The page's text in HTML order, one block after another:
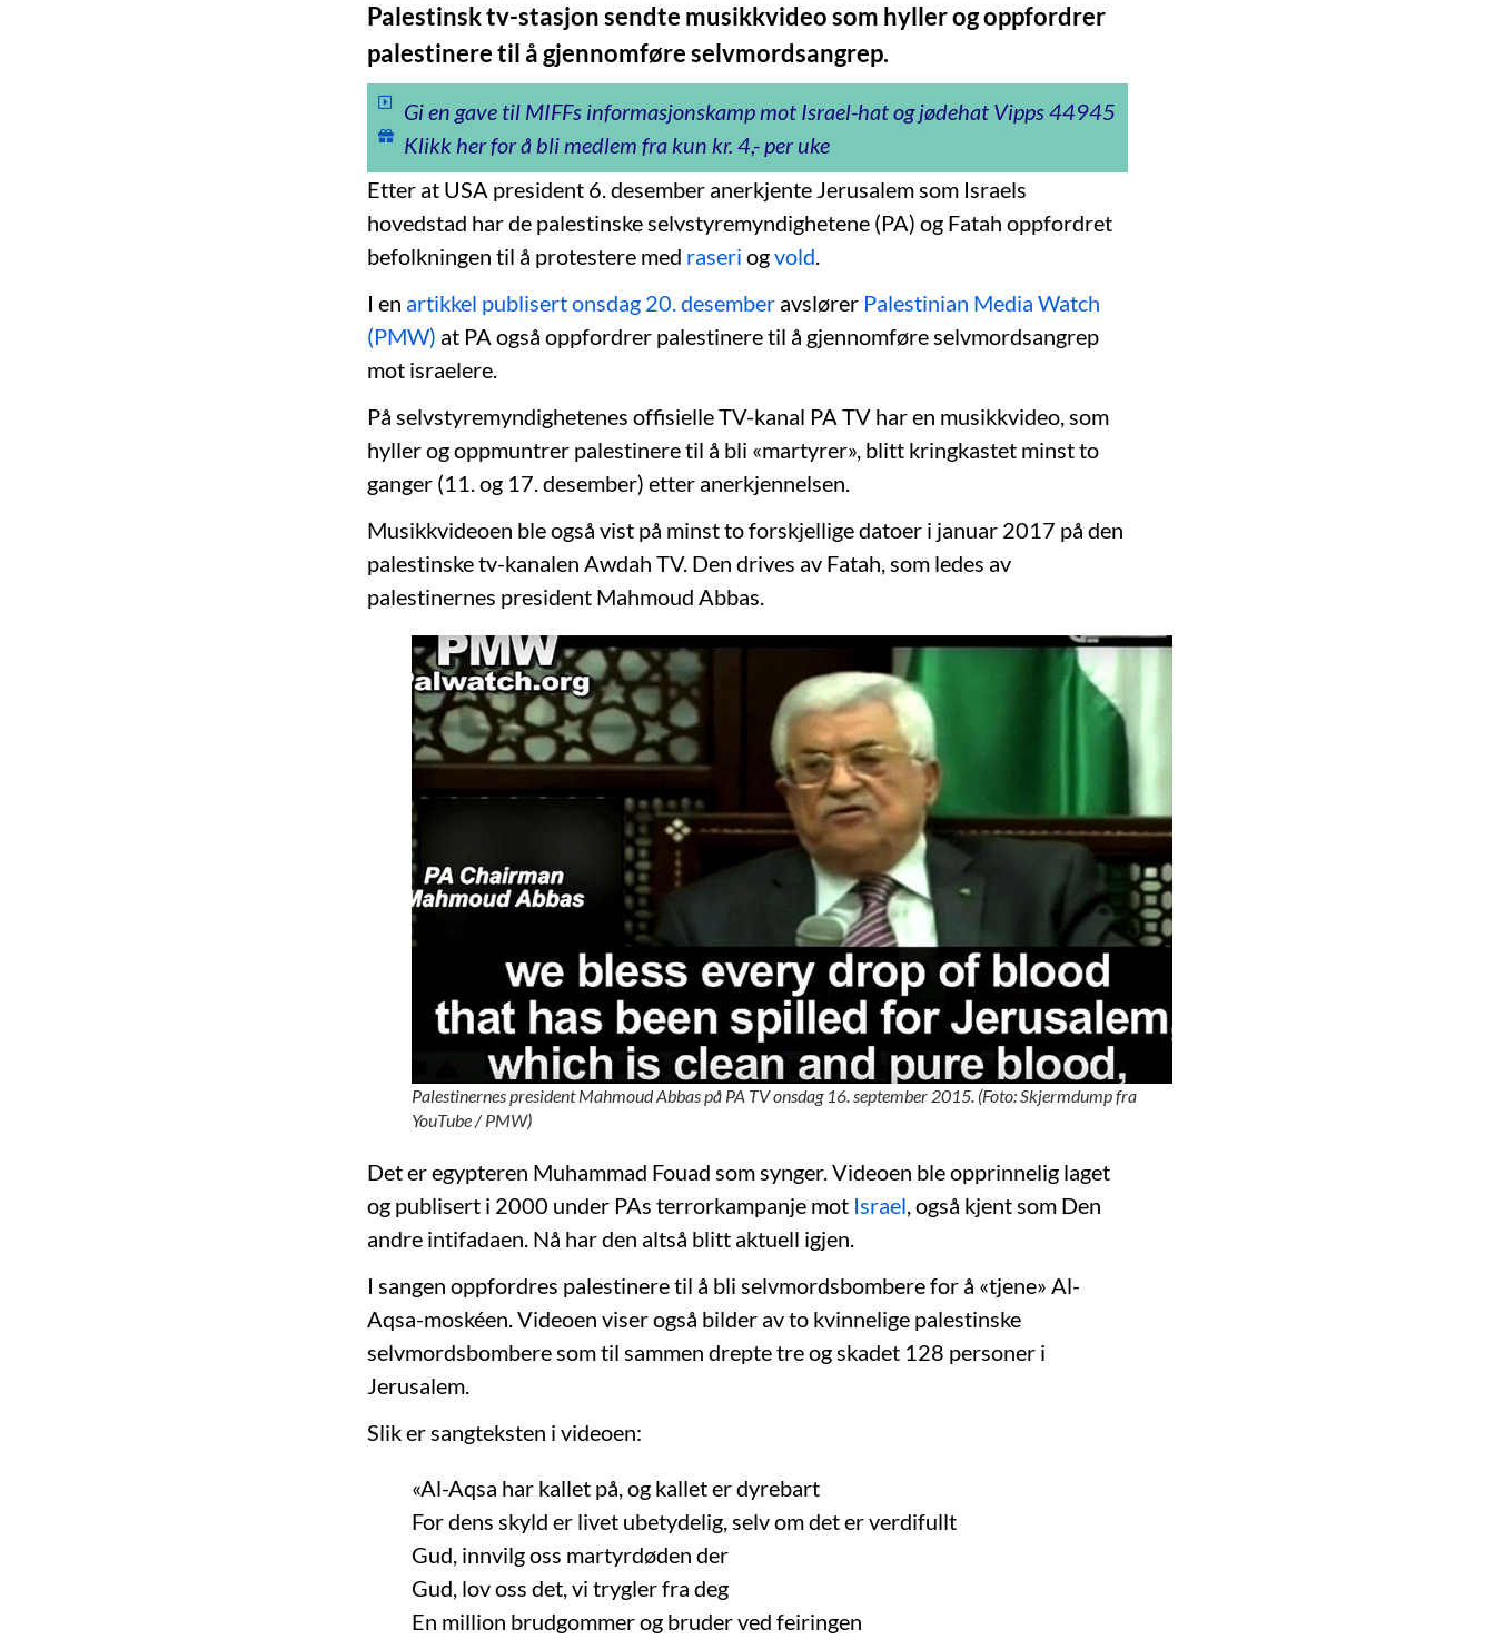
Palestinsk tv-stasjon sendte musikkvideo som hyller og oppfordrer
palestinere til å gjennomføre selvmordsangrep.
Gi en gave til MIFFs informasjonskamp mot Israel-hat og jødehat Vipps 44945
Klikk her for å bli medlem fra kun kr. 4,- per uke
Etter at USA president 6. desember anerkjente Jerusalem som Israels
hovedstad har de palestinske selvstyremyndighetene (PA) og Fatah oppfordret
befolkningen til å protestere med raseri ogvold.
I en artikkel publisert onsdag 20. desember avslører Palestinian Media Watch
(PMW) at PA også oppfordrer palestinere til å gjennomføre selvmordsangrep
mot israelere.
På selvstyremyndighetenes offisielle TV-kanal PA TV har en musikkvideo, som
hyller og oppmuntrer palestinere til å bli «martyrer», blitt kringkastet minst to
ganger (11. og 17. desember) etter anerkjennelsen.
Musikkvideoen ble også vist på minst to forskjellige datoer i januar 2017 på den
palestinske tv-kanalen Awdah TV. Den drives av Fatah, som ledes av
palestinernes president Mahmoud Abbas.
Palestinernes president Mahmoud Abbas på PA TV onsdag 16. september 2015. (Foto: Skjermdump fra
YouTube / PMW)
Det er egypteren Muhammad Fouad som synger. Videoen ble opprinnelig laget
og publisert i 2000 under PAs terrorkampanje mot Israel , også kjent som Den
andre intifadaen. Nå har den altså blitt aktuell igjen.
I sangen oppfordres palestinere til å bli selvmordsbombere for å «tjene» Al-
Aqsa-moskéen. Videoen viser også bilder av to kvinnelige palestinske
selvmordsbombere som til sammen drepte tre og skadet 128 personer i
Jerusalem.
Slik er sangteksten i videoen:
«Al-Aqsa har kallet på, og kallet er dyrebart
For dens skyld er livet ubetydelig, selv om det er verdifullt
Gud, innvilg oss martyrdøden der
Gud, lov oss det, vi trygler fra deg
En million brudgommer og bruder ved feiringen